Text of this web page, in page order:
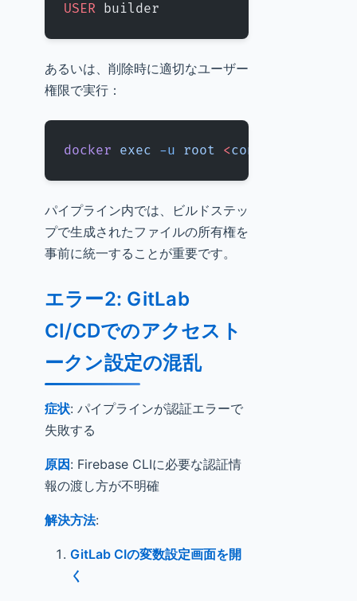
USER builder
あるいは、削除時に適切なユーザー
権限で実行：
docker exec -u root <container_i
パイプライン内では、ビルドステッ
プで生成されたファイルの所有権を
事前に統一することが重要です。
エラー2: GitLab
CI/CDでのアクセスト
ークン設定の混乱
症状: パイプラインが認証エラーで
失敗する
原因 : Firebase CLIに必要な認証情
報の渡し方が不明確
解決方法:
GitLab CIの変数設定画面を開
く